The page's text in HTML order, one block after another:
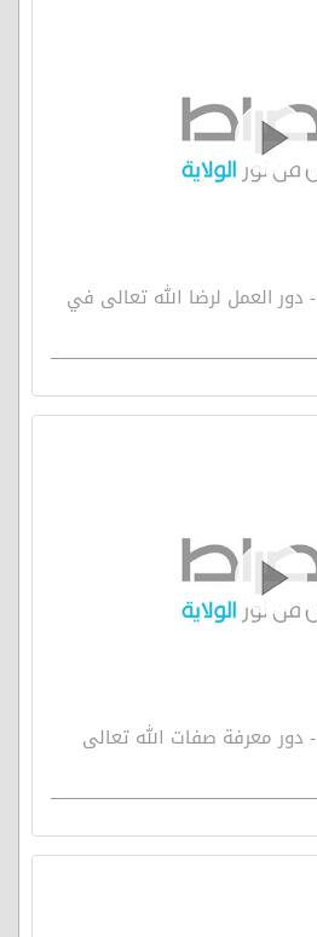
مصباح الهداية 284 - دور العمل لرضا الله تعالى في
مصباح الهداية 283 - دور معرفة صفات الله تعالى